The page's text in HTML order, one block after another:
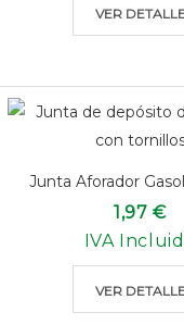
VER
Junta Aforador
1,97 €
IVA
VER